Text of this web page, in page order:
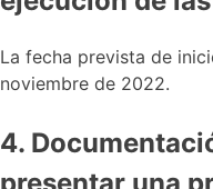
La fecha prevista de
noviembre de 2022.
4.
presentar una